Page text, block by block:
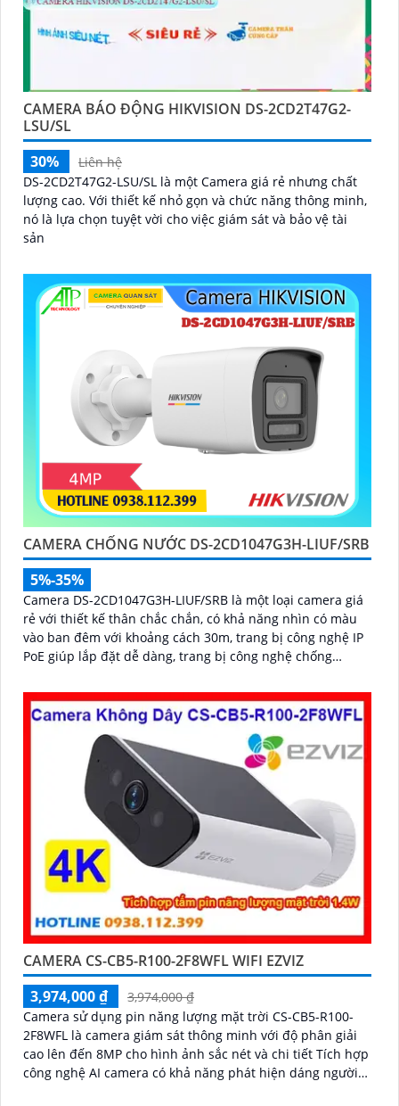
CAMERA BÁO ĐỘNG HIKVISION DS-2CD2T47G2-
LSU/SL
30%
Liên hệ
DS-2CD2T47G2-LSU/SL là một Camera giá rẻ nhưng chất
lượng cao. Với thiết kế nhỏ gọn và chức năng thông minh,
nó là lựa chọn tuyệt vời cho việc giám sát và bảo vệ tài
sản
CAMERA CHỐNG NƯỚC DS-2CD1047G3H-LIUF/SRB
5%-35%
Camera DS-2CD1047G3H-LIUF/SRB là một loại camera giá
rẻ với thiết kế thân chắc chắn, có khả năng nhìn có màu
vào ban đêm với khoảng cách 30m, trang bị công nghệ IP
PoE giúp lắp đặt dễ dàng, trang bị công nghệ chống
CAMERA CS-CB5-R100-2F8WFL WIFI EZVIZ
3,974,000 ₫
3,974,000 ₫
Camera sử dụng pin năng lượng mặt trời CS-CB5-R100-
2F8WFL là camera giám sát thông minh với độ phân giải
cao lên đến 8MP cho hình ảnh sắc nét và chi tiết Tích hợp
công nghệ AI camera có khả năng phát hiện dáng người